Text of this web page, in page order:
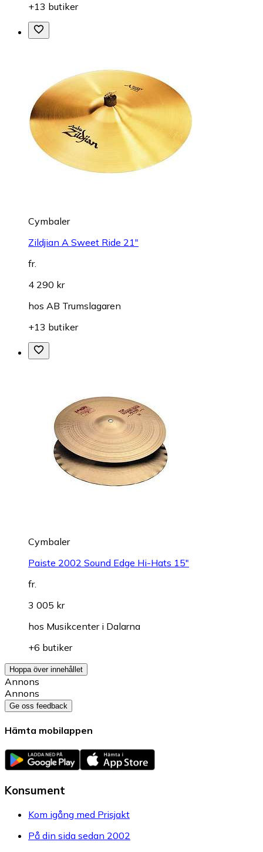
+13 butiker
Cymbaler
Zildjian A Sweet Ride 21"
fr.
4 290 kr
hos AB Trumslagaren
+13 butiker
Cymbaler
Paiste 2002 Sound Edge Hi-Hats 15"
fr.
3 005 kr
hos Musikcenter i Dalarna
+6 butiker
Hoppa över innehållet
Annons
Annons
Ge oss feedback
Hämta mobilappen
Konsument
Kom igång med Prisjakt
På din sida sedan 2002